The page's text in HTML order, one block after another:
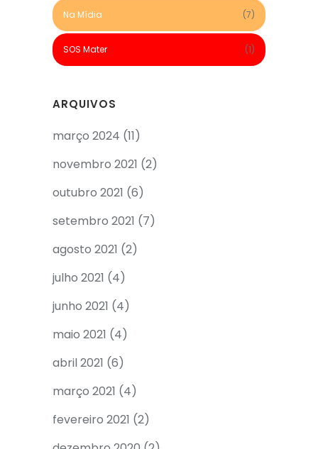
Na Mídia (7)
SOS Mater (1)
ARQUIVOS
março 2024 (11)
novembro 2021 (2)
outubro 2021 (6)
setembro 2021 (7)
agosto 2021 (2)
julho 2021 (4)
junho 2021 (4)
maio 2021 (4)
abril 2021 (6)
março 2021 (4)
fevereiro 2021 (2)